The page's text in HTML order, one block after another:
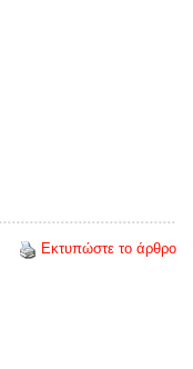
Εκτυπώστε το άρθρο